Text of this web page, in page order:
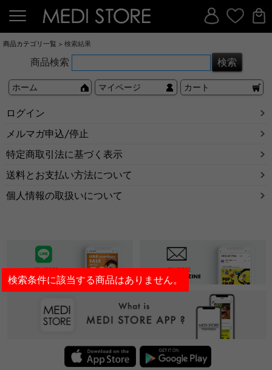
商品カテゴリ一覧 > 検索結果
検索条件に該当する商品はありません。
商品検索
ホーム マイページ カート
ログイン
メルマガ申込/停止
特定商取引法に基づく表示
送料とお支払い方法について
個人情報の取扱いについて